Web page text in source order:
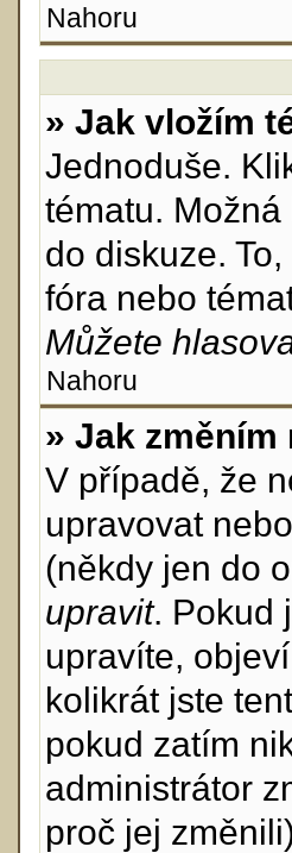
Nahoru
» Jak vložím
Jednoduše.
tématu.
do diskuze.
fóra nebo
Můžete
Nahoru
» Jak
V případě, že
upravovat
(někdy jen do
upravit. Pokud
upravíte,
kolikrát jste
pokud zatím
administrátor
proč jej